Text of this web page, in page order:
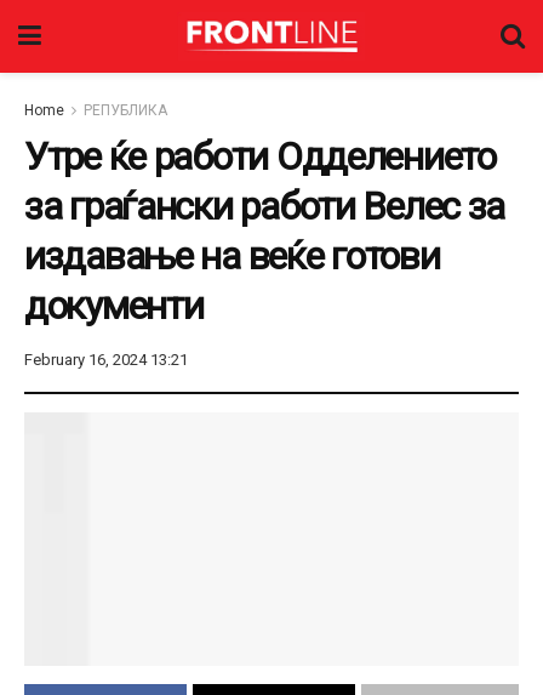
Home РЕПУБЛИКА
Утре ќе работи Одделението
за граѓански работи Велес за
издавање на веќе готови
документи
February 16, 2024 13:21